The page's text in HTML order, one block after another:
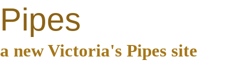
Pipes
a new Victoria's Pipes site